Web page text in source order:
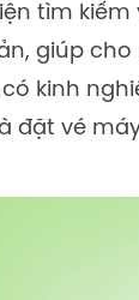
tìm
giúp
kinh
đặt vé